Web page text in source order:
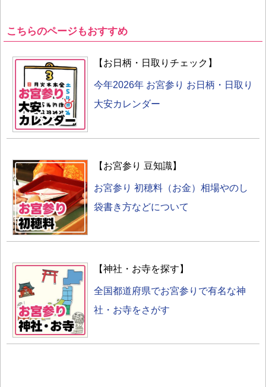
こちらのページもおすすめ
【お日柄・日取りチェック】
今年2026年 お宮参り お日柄・日取り
大安カレンダー
【お宮参り 豆知識】
お宮参り 初穂料（お金）相場やのし
袋書き方などについて
【神社・お寺を探す】
全国都道府県でお宮参りで有名な神
社・お寺をさがす